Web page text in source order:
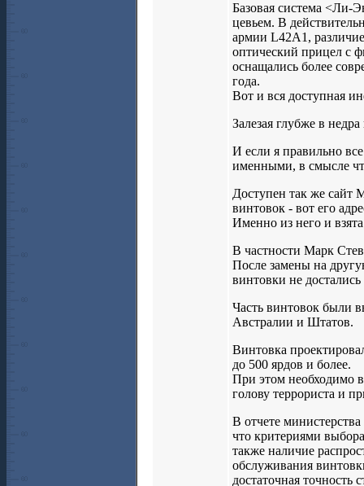
Базовая система <Ли-
цевьем. В
армии L42A1,
оптический прицел с
оснащались более
года.
Вот и вся доступная
Залезая глубже в
И если я правильно
именными, в смысле
Доступен так же сайт
винтовок - вот его
Именно из него и
В частности Марк
После замены на
винтовки не
Часть винтовок были
Австралии и Штатов.
Винтовка
до 500 ярдов и более.
При этом необходимо
голову террориста и
В отчете
что критериями
также наличие
обслуживания
достаточная